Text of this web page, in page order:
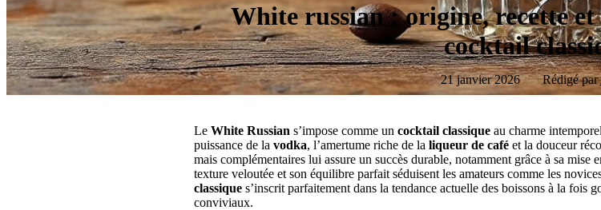
White russian : origine, recette et
cocktail
21 janvier 2026 Rédigé par
Le White Russian s’impose comme un cocktail classique au charme
puissance de la vodka, l’amertume riche de la liqueur de café et la douceur
mais complémentaires lui assure un succès durable, notamment grâce à sa
texture veloutée et son équilibre parfait séduisent les amateurs comme les
classique s’inscrit parfaitement dans la tendance actuelle des boissons à la fois
conviviaux.